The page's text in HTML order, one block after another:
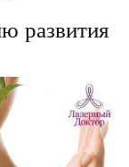
развития